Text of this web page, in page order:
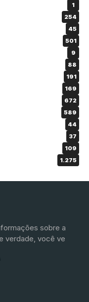
1
254
45
501
9
88
191
169
672
589
44
37
109
1.275
sobre a
verdade, você ve